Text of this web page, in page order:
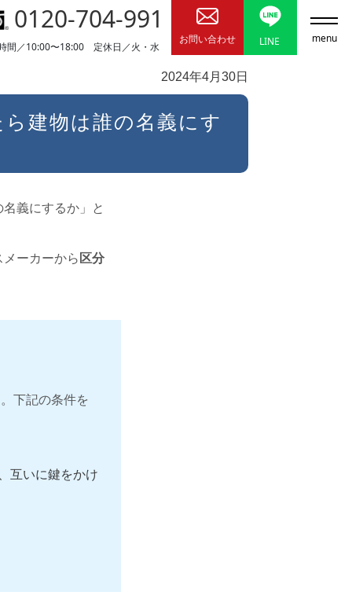
menu
0120-704-991
間／10:00〜18:00 定休日／火・水
お問い合わせ LINE
2024年4月30日
建物は誰の名義にす
義にするか」と
ーカーから 区分
下記の条件を
互いに鍵をかけ